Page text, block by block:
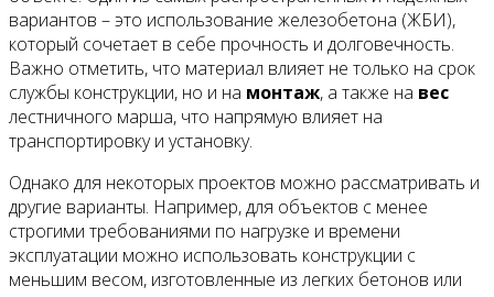
вариантов – это использование железобетона (ЖБИ),
который сочетает в себе прочность и долговечность.
Важно отметить, что материал влияет не только на срок
службы конструкции, но и на монтаж, а также на вес
лестничного марша, что напрямую влияет на
транспортировку и установку.
Однако для некоторых проектов можно рассматривать и
другие варианты. Например, для объектов с менее
строгими требованиями по нагрузке и времени
эксплуатации можно использовать конструкции с
меньшим весом, изготовленные из легких бетонов или